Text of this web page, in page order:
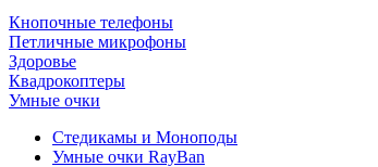
Кнопочные телефоны
Петличные микрофоны
Здоровье
Квадрокоптеры
Умные очки
Стедикамы и Моноподы
Умные очки RayBan